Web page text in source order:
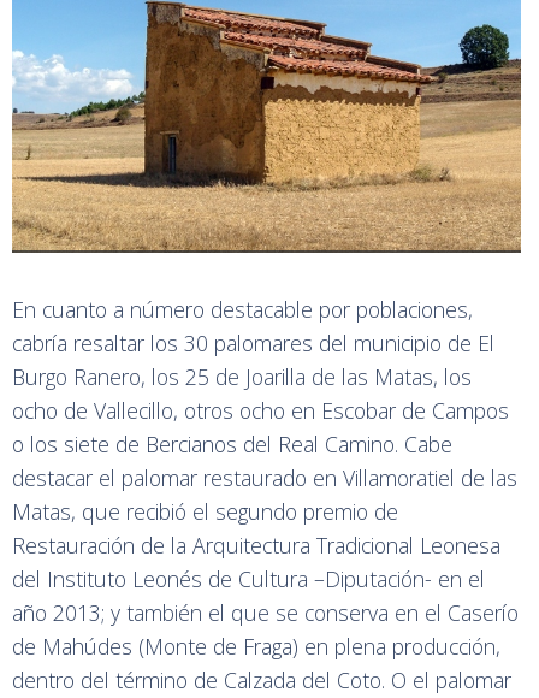
En cuanto a número destacable por poblaciones,
cabría resaltar los 30 palomares del municipio de El
Burgo Ranero, los 25 de Joarilla de las Matas, los
ocho de Vallecillo, otros ocho en Escobar de Campos
o los siete de Bercianos del Real Camino. Cabe
destacar el palomar restaurado en Villamoratiel de las
Matas, que recibió el segundo premio de
Restauración de la Arquitectura Tradicional Leonesa
del Instituto Leonés de Cultura –Diputación- en el
año 2013; y también el que se conserva en el Caserío
de Mahúdes (Monte de Fraga) en plena producción,
dentro del término de Calzada del Coto. O el palomar